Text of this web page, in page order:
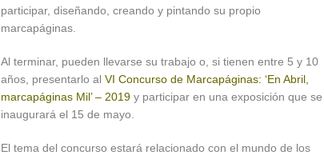
participar, diseñando, creando y pintando su propio
marcapáginas.
Al terminar, pueden llevarse su trabajo o, si tienen entre 5 y 10
años, presentarlo al VI Concurso de Marcapáginas: ‘En Abril,
marcapáginas Mil’ – 2019 y participar en una exposición que se
inaugurará el 15 de mayo.
El tema del concurso estará relacionado con el mundo de los